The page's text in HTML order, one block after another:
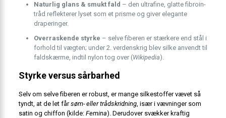
Naturlig glans & smukt fald – den ultrafine, glatte fibroin-
tråd reflekterer lyset som et prisme og giver elegante
draperinger.
Overraskende styrke – selve fiberen er stærkere end stål i
forhold til vægten; under 2. verdenskrig blev silke anvendt til
faldskærme, indtil nylon tog over (Wikipedia).
Styrke versus sårbarhed
Selv om selve fiberen er robust, er mange silkestoffer vævet så
tyndt, at de let fårsøm- eller trådskridning, især i vævninger som
satin og chiffon (kilde: Femina). Derudover svækker kraftig